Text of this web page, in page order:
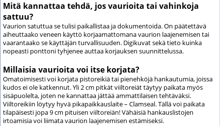
Mitä kannattaa tehdä, jos vaurioita tai vahinkoja
sattuu?
Vaurion satuttua se tulisi paikallistaa ja dokumentoida. On päätettävä
aiheuttaako veneen käyttö korjaamattomana vaurion laajenemisen tai
vaarantaako se käyttäjän turvallisuuden. Digikuvat sekä tieto kuinka
nopeasti ponttoni tyhjenee auttaa korjauksen suunnittelussa.
Millaisia vaurioita voi itse korjata?
Omatoimisesti voi korjata pistoreikiä tai pienehköjä hankautumia, joissa
kudos ei ole katkennut. Yli 2 cm pitkät viiltoreiät täytyy paikata myös
sisäpuolelta, joten ne kannattaa jättää ammattilaisen tehtäväksi.
Viiltoreikiin löytyy hyvä pikapaikkauslaite – Clamseal. Tällä voi paikata
tilapäisesti jopa 9 cm pituisen viiltoreiän! Vähäisiä hankauslistojen
irtoamisia voi liimata vaurion laajenemisen estämiseksi.